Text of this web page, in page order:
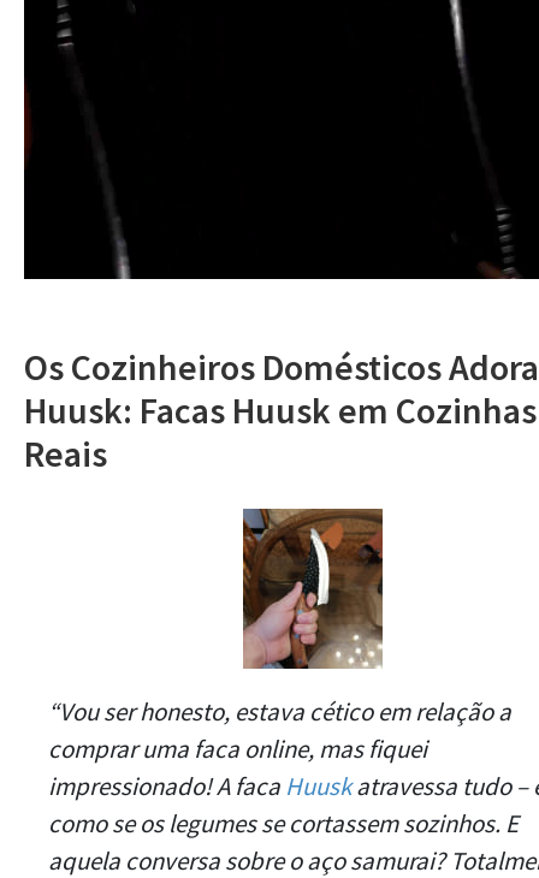
Os Cozinheiros Domésticos
Huusk: Facas Huusk em Cozinhas
Reais
“Vou ser honesto, estava cético em relação a
comprar uma faca online, mas fiquei
impressionado! A faca Huuskatravessa tudo –
como se os legumes se cortassem sozinhos. E
aquela conversa sobre o aço samurai?